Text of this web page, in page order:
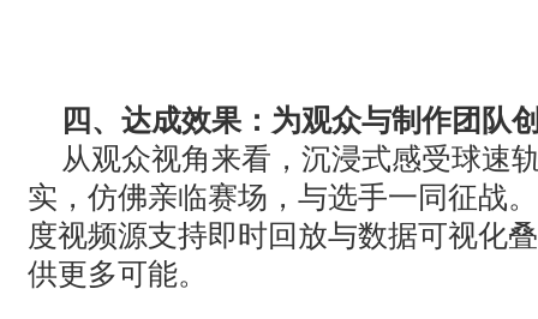
四、达成效果：为观众与制作团队
从观众视角来看，沉浸式感受球速
实，仿佛亲临赛场，与选手一同征战
度视频源支持即时回放与数据可视化
供更多可能。